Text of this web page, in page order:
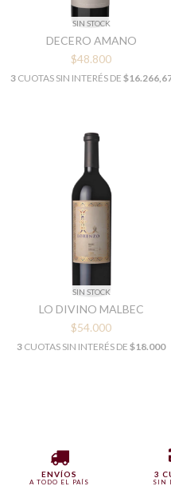
SIN STOCK
DECERO AMANO
$48.800
3CUOTAS SIN INTERÉS DE
SIN STOCK
LO DIVINO MALBEC
$54.000
3 CUOTAS SIN INTERÉS DE $18.000
ENVÍOS
A TODO EL PAÍS
3
SIN